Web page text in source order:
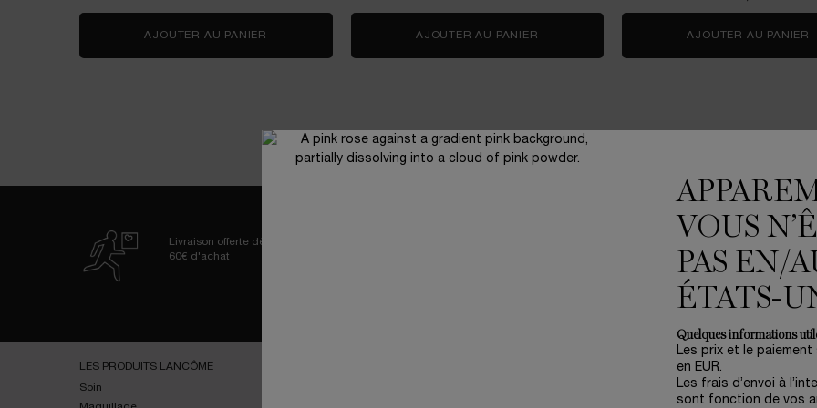
AJOUTER AU PANIER LA VIE EST BELLE VERY CHERRYAJOUTER AU PANIER COFFRET SOIN RÉNERGIE H.C.F. TRIPLE
AJOUTER AU PANIER
Livraison offerte dès
60€ d'achat
LES PRODUITS LANCÔME
Soin
VOUS
PAS EN/
ÉTATS-
Quelques informations
Les prix et le
en EUR.
Les frais d’envoi à
sont fonction de vos